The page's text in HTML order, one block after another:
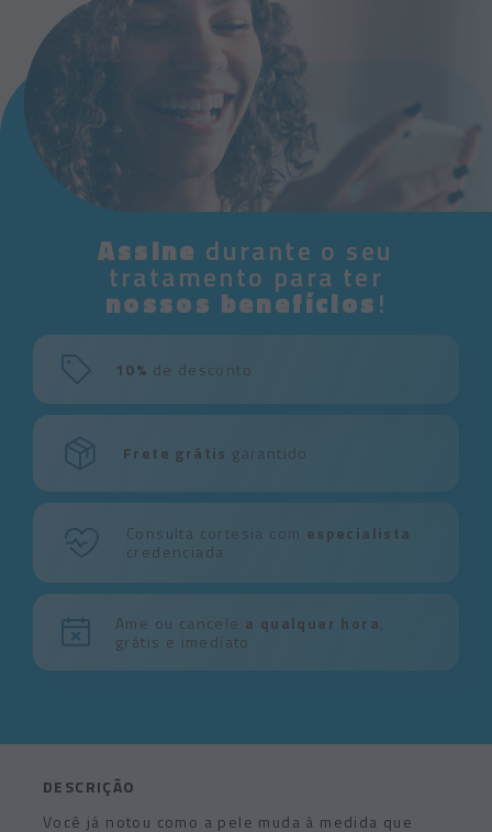
Assine durante o seu
tratamento para ter
nossos benefícios!
10% de desconto
Frete grátis garantido
Consulta cortesia com especialista
credenciada
Ame ou cancele a qualquer hora,
grátis e imediato
DESCRIÇÃO
Você já notou como a pele muda à medida que